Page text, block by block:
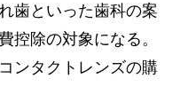
歯といった歯科の案
控除の対象になる。
ンタクトレンズの購